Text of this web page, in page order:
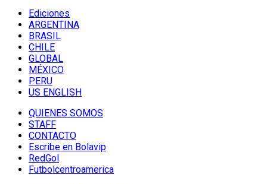
Ediciones
ARGENTINA
BRASIL
CHILE
GLOBAL
MÉXICO
PERU
US ENGLISH
QUIENES SOMOS
STAFF
CONTACTO
Escribe en Bolavip
RedGol
Futbolcentroamerica